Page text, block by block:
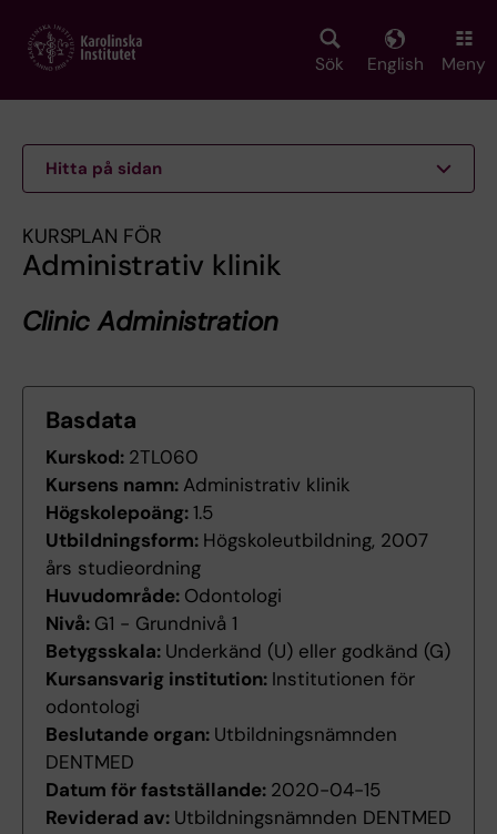
main
Sök English Meny
Hitta på sidan
KURSPLAN FÖR
Administrativ klinik
Clinic Administration
Basdata
Kurskod: 2TL060
Kursens namn: Administrativ klinik
Högskolepoäng:1.5
Utbildningsform: Högskoleutbildning, 2007
års studieordning
Huvudområde: Odontologi
Nivå: G1 - Grundnivå 1
Betygsskala: Underkänd (U) eller godkänd (G)
Kursansvarig institution: Institutionen för
odontologi
Beslutande organ: Utbildningsnämnden
DENTMED
Datum för fastställande: 2020-04-15
Reviderad av: Utbildningsnämnden DENTMED